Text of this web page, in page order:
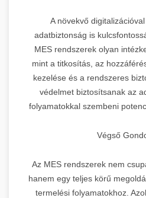
A növekvő
adatbiztonság is
MES rendszerek olyan
mint a titkosítás, az
kezelése és a rendszeres
védelmet biztosítsanak az
folyamatokkal szembeni
Végső
Az MES rendszerek nem
hanem egy teljes körű
termelési folyamatokhoz.